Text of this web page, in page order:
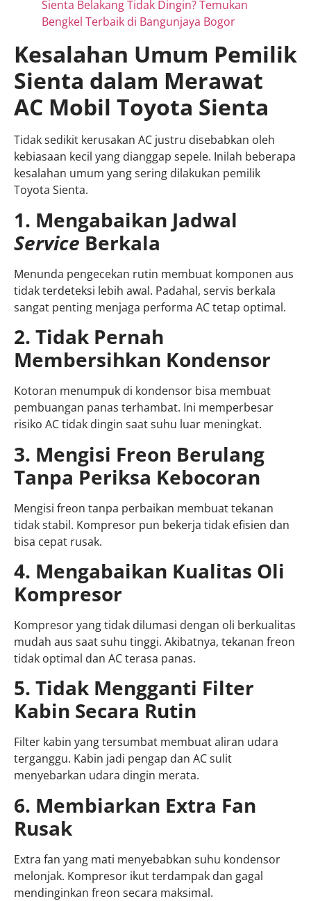
Sienta Belakang Tidak Dingin? Temukan
Bengkel Terbaik di Bangunjaya Bogor
Kesalahan Umum Pemilik
Sienta dalam Merawat
AC Mobil Toyota Sienta
Tidak sedikit kerusakan AC justru disebabkan oleh
kebiasaan kecil yang dianggap sepele. Inilah beberapa
kesalahan umum yang sering dilakukan pemilik
Toyota Sienta.
1. Mengabaikan Jadwal
Service Berkala
Menunda pengecekan rutin membuat komponen aus
tidak terdeteksi lebih awal. Padahal, servis berkala
sangat penting menjaga performa AC tetap optimal.
2. Tidak Pernah
Membersihkan Kondensor
Kotoran menumpuk di kondensor bisa membuat
pembuangan panas terhambat. Ini memperbesar
risiko AC tidak dingin saat suhu luar meningkat.
3. Mengisi Freon Berulang
Tanpa Periksa Kebocoran
Mengisi freon tanpa perbaikan membuat tekanan
tidak stabil. Kompresor pun bekerja tidak efisien dan
bisa cepat rusak.
4. Mengabaikan Kualitas Oli
Kompresor
Kompresor yang tidak dilumasi dengan oli berkualitas
mudah aus saat suhu tinggi. Akibatnya, tekanan freon
tidak optimal dan AC terasa panas.
5. Tidak Mengganti Filter
Kabin Secara Rutin
Filter kabin yang tersumbat membuat aliran udara
terganggu. Kabin jadi pengap dan AC sulit
menyebarkan udara dingin merata.
6. Membiarkan Extra Fan
Rusak
Extra fan yang mati menyebabkan suhu kondensor
melonjak. Kompresor ikut terdampak dan gagal
mendinginkan freon secara maksimal.